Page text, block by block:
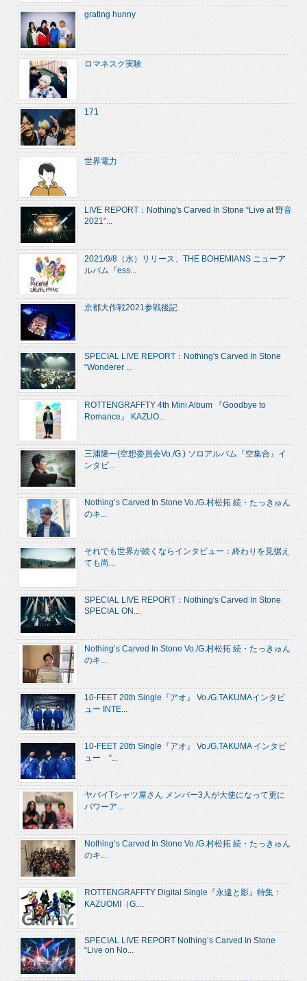
grating hunny
ロマネスク実験
171
世界電力
LIVE REPORT：Nothing's Carved In Stone “Live at 野音
2021”...
2021/9/8（水）リリース、THE BOHEMIANS ニューア
ルバム『ess...
京都大作戦2021参戦後記
SPECIAL LIVE REPORT：Nothing's Carved In Stone
“Wonderer ...
ROTTENGRAFFTY 4th Mini Album 『Goodbye to
Romance』 KAZUO...
三浦隆一(空想委員会Vo./G.) ソロアルバム『空集合』イ
ンタビ...
Nothing’s Carved In Stone Vo./G.村松拓 続・たっきゅん
のキ...
それでも世界が続くならインタビュー：終わりを見据え
ても尚...
SPECIAL LIVE REPORT：Nothing's Carved In Stone
SPECIAL ON...
Nothing’s Carved In Stone Vo./G.村松拓 続・たっきゅん
のキ...
10-FEET 20th Single『アオ』 Vo./G.TAKUMAインタビ
ュー INTE...
10-FEET 20th Single『アオ』 Vo./G.TAKUMA インタビ
ュー “...
ヤバイTシャツ屋さん メンバー3人が大使になって更に
パワーア...
Nothing’s Carved In Stone Vo./G.村松拓 続・たっきゅん
のキ...
ROTTENGRAFFTY Digital Single『永遠と影』特集：
KAZUOMI（G....
SPECIAL LIVE REPORT Nothing’s Carved In Stone
“Live on No...